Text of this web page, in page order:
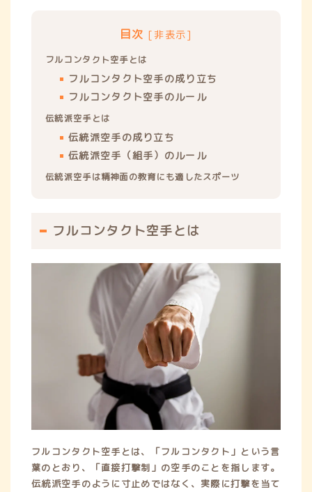
目次 [ 非表示]
フルコンタクト空手とは
フルコンタクト空手の成り立ち
フルコンタクト空手のルール
伝統派空手とは
伝統派空手の成り立ち
伝統派空手（組手）のルール
伝統派空手は精神面の教育にも適したスポーツ
フルコンタクト空手とは
フルコンタクト空手とは、「フルコンタクト」という言
葉のとおり、「直接打撃制」の空手のことを指します。
伝統派空手のように寸止めではなく、実際に打撃を当て